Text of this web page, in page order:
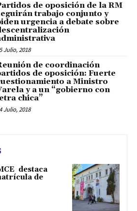
de oposición de la RM
trabajo conjunto y
urgencia a debate sobre
Julio, 2018
de coordinación
de oposición: Fuerte
a Ministro
y a un “gobierno con
chica”
Julio, 2018
destaca
de